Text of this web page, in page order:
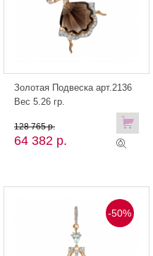
Золотая Подвеска арт.2136
Вес 5.26 гр.
64 382 р.
128 765 р.
-50%